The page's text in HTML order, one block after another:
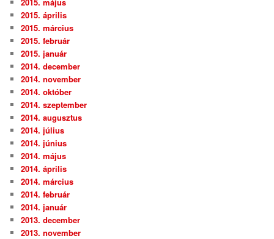
2015. április
2015. március
2015. február
2015. január
2014. december
2014. november
2014. október
2014. szeptember
2014. augusztus
2014. július
2014. június
2014. május
2014. április
2014. március
2014. február
2014. január
2013. december
2013. november